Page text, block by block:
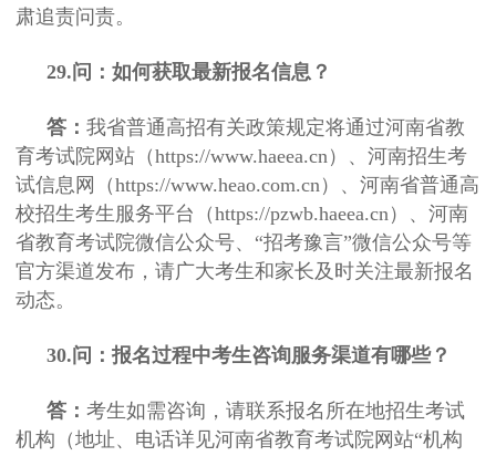
肃追责问责。
29.问：如何获取最新报名信息？
答： 我省普通高招有关政策规定将通过河南省教
育考试院网站（https://www.haeea.cn）、河南招生考
试信息网（https://www.heao.com.cn）、河南省普通高
校招生考生服务平台（https://pzwb.haeea.cn）、河南
省教育考试院微信公众号、“招考豫言”微信公众号等
官方渠道发布，请广大考生和家长及时关注最新报名
动态。
30.问：报名过程中考生咨询服务渠道有哪些？
答： 考生如需咨询，请联系报名所在地招生考试
机构（地址、电话详见河南省教育考试院网站“机构